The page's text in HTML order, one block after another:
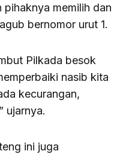
pihaknya memilih dan
bernomor urut 1.
Pilkada besok
nasib kita
kecurangan,
ujarnya.
ini juga